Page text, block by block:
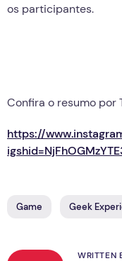
os participantes.
Confira o resumo por
https://
Game Geek
WRITTEN